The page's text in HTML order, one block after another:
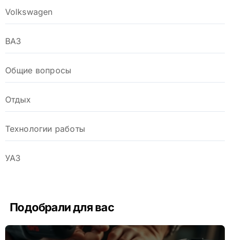
Volkswagen
ВАЗ
Общие вопросы
Отдых
Технологии работы
УАЗ
Подобрали для вас